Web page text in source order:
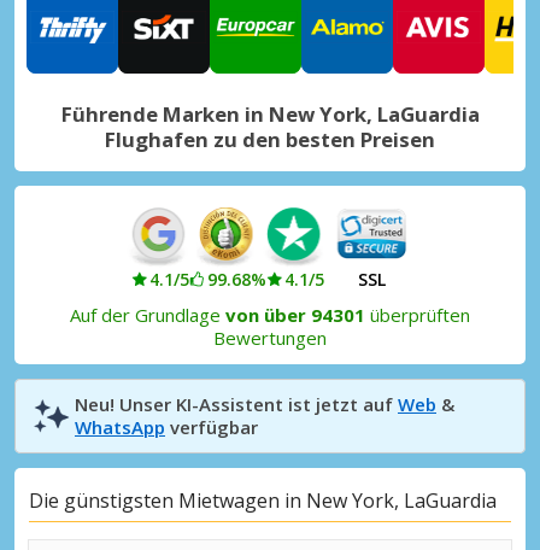
Führende Marken in New York, LaGuardia
Flughafen zu den besten Preisen
4.1/5 99.68% 4.1/5 SSL
Auf der Grundlage von über 94301 überprüften
Bewertungen
Neu! Unser KI-Assistent ist jetzt auf Web &
WhatsApp verfügbar
Die günstigsten Mietwagen in New York, LaGuardia